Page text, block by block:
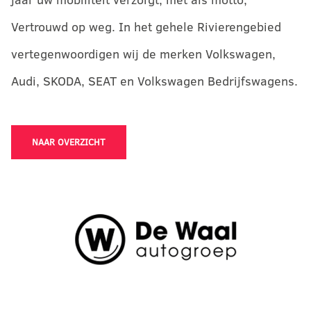
Vertrouwd op weg. In het gehele Rivierengebied
vertegenwoordigen wij de merken Volkswagen,
Audi, SKODA, SEAT en Volkswagen Bedrijfswagens.
NAAR OVERZICHT